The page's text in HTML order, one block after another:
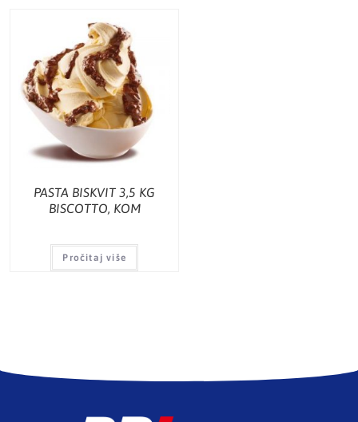
PASTA BISKVIT 3,5 KG
BISCOTTO, KOM
Pročitaj više